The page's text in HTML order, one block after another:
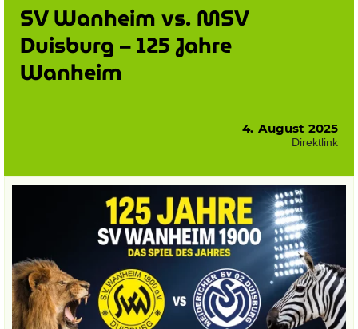
SV Wanheim vs. MSV
Duisburg – 125 Jahre
Wanheim
4. August 2025
Direktlink